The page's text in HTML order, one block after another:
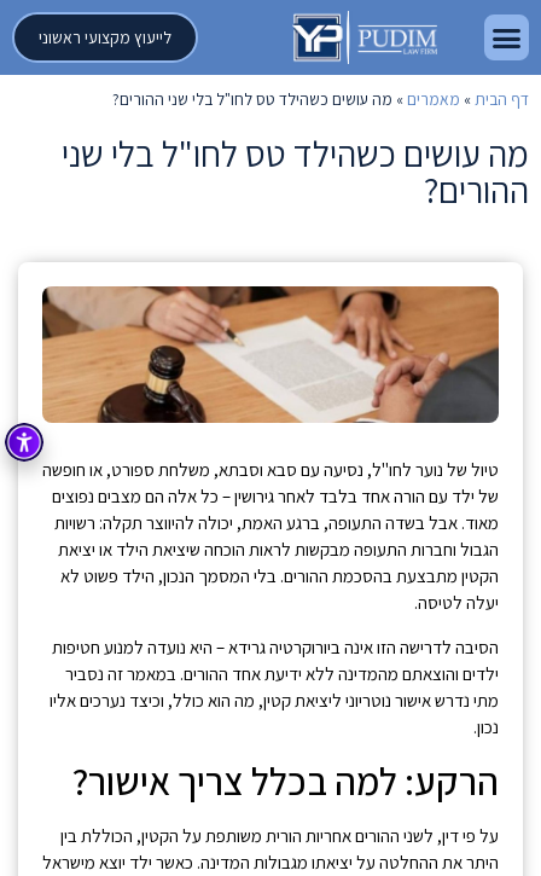
לייעוץ מקצועי ראשוני
דף הבית» מאמרים » מה עושים כשהילד טס לחו"ל בלי שני ההורים?
מה עושים כשהילד טס לחו"ל בלי שני
ההורים?
טיול של נוער לחו"ל, נסיעה עם סבא וסבתא, משלחת ספורט, או חופשה
של ילד עם הורה אחד בלבד לאחר גירושין – כל אלה הם מצבים נפוצים
מאוד. אבל בשדה התעופה, ברגע האמת, יכולה להיווצר תקלה: רשויות
הגבול וחברות התעופה מבקשות לראות הוכחה שיציאת הילד או יציאת
הקטין מתבצעת בהסכמת ההורים. בלי המסמך הנכון, הילד פשוט לא
יעלה לטיסה.
הסיבה לדרישה הזו אינה ביורוקרטיה גרידא – היא נועדה למנוע חטיפות
ילדים והוצאתם מהמדינה ללא ידיעת אחד ההורים. במאמר זה נסביר
מתי נדרש אישור נוטריוני ליציאת קטין, מה הוא כולל, וכיצד נערכים אליו
נכון.
הרקע: למה בכלל צריך אישור?
על פי דין, לשני ההורים אחריות הורית משותפת על הקטין, הכוללת בין
היתר את ההחלטה על יציאתו מגבולות המדינה. כאשר ילד יוצא מישראל